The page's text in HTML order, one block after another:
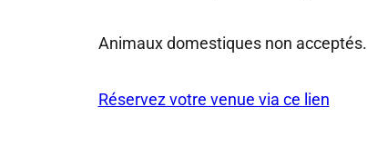
Animaux domestiques non acceptés.
Réservez votre venue via ce lien